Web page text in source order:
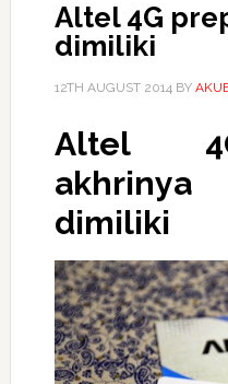
Altel 4G
dimiliki
12TH AUGUST 2014BY
Altel
dimiliki